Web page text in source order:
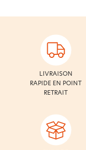
LIVRAISON
RAPIDE EN POINT
RETRAIT